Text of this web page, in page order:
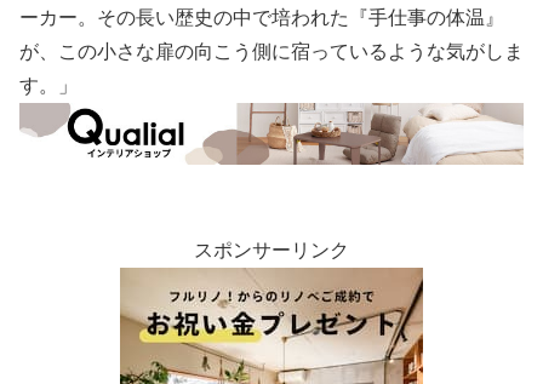
ーカー。その長い歴史の中で培われた『手仕事の体温』
が、この小さな扉の向こう側に宿っているような気がしま
す。」
スポンサーリンク